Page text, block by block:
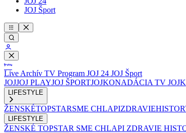
JOJ Šport
Live Archív TV Program JOJ 24 JOJ Šport
JOJJOJ PLAYJOJ ŠPORTJOJKONADÁCIA TV JOJ
LIFESTYLE
ŽENSKÉTOPSTARSME CHLAPIZDRAVIE
LIFESTYLE
ŽENSKÉ TOPSTAR SME CHLAPI ZDRAVIE